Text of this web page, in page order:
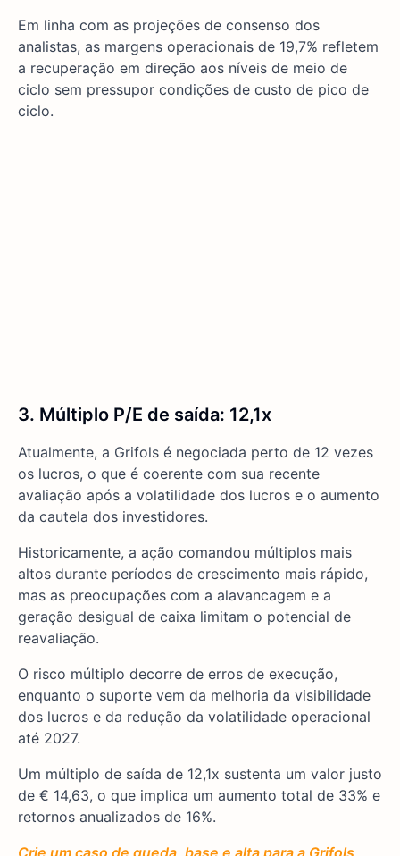
Em linha com as projeções de consenso dos
analistas, as margens operacionais de 19,7% refletem
a recuperação em direção aos níveis de meio de
ciclo sem pressupor condições de custo de pico de
ciclo.
3. Múltiplo P/E de saída: 12,1x
Atualmente, a Grifols é negociada perto de 12 vezes
os lucros, o que é coerente com sua recente
avaliação após a volatilidade dos lucros e o aumento
da cautela dos investidores.
Historicamente, a ação comandou múltiplos mais
altos durante períodos de crescimento mais rápido,
mas as preocupações com a alavancagem e a
geração desigual de caixa limitam o potencial de
reavaliação.
O risco múltiplo decorre de erros de execução,
enquanto o suporte vem da melhoria da visibilidade
dos lucros e da redução da volatilidade operacional
até 2027.
Um múltiplo de saída de 12,1x sustenta um valor justo
de € 14,63, o que implica um aumento total de 33% e
retornos anualizados de 16%.